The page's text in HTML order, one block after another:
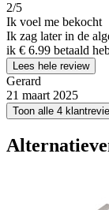
2/5
Ik voel me bekocht
Ik zag later in de
ik € 6.99 betaald
Lees hele review
Gerard
21 maart 2025
Toon alle 4